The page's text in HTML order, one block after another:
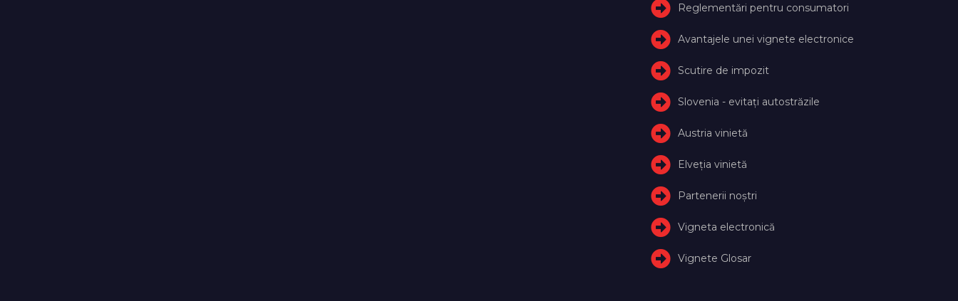
Reglementări pentru consumatori
Avantajele unei vignete electronice
Scutire de impozit
Slovenia - evitați autostrăzile
Austria vinietă
Elveţia vinietă
Partenerii noștri
Vigneta electronică
Vignete Glosar